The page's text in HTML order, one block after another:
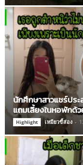
นักศึกษาสาวแชร์ประ
แถมเลี้ยงในหอพักด้
Highlight เหมียวขี้ส่อง -